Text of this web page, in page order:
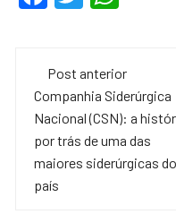
e
b
o
o
k
er s
A
p
p
Navegação
de
post
Post anterior
Companhia Siderúrgica
Nacional (CSN): a
por trás de uma das
maiores siderúrgicas do
país